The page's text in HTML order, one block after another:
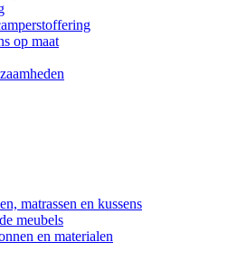
op maat
matrassen en kussens
meubels
en materialen